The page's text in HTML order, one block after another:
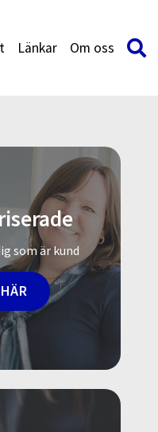
Länkar Om oss
som är kund